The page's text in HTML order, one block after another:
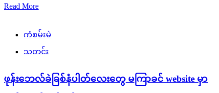
Read More
ကံစမ်းမဲ
သတင်း
ဖုန်းဘေလ်ခဲခြစ်နံပါတ်လေးတွေ မကြာခင် website မှာ